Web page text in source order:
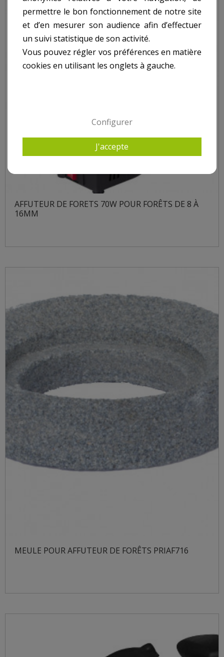
AFFUTEUR DE FORETS 70W POUR FORÊTS DE 8 À
16MM
MEULE POUR AFFUTEUR DE FORÊTS PRIAF716
permettre le bon fonctionnement de notre site
et d’en mesurer son audience afin d’effectuer
un suivi statistique de son activité.
Vous pouvez régler vos préférences en matière
cookies en utilisant les onglets à gauche.
Configurer
J'accepte